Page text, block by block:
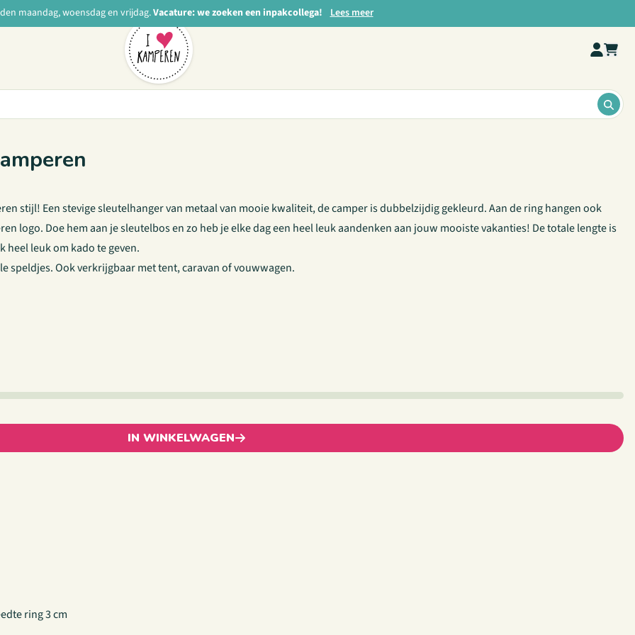
maandag, woensdag en vrijdag.Vacature: we zoeken een inpakcollega! Lees meer
stijl! Een stevige sleutelhanger van metaal van mooie kwaliteit, de camper is dubbelzijdig gekleurd. Aan de ring hangen ook
logo. Doe hem aan je sleutelbos en zo heb je elke dag een heel leuk aandenken aan jouw mooiste vakanties! De totale lengte is
heel leuk om kado te geven.
speldjes. Ook verkrijgbaar met tent, caravan of vouwwagen.
IN WINKELWAGEN
ring 3 cm